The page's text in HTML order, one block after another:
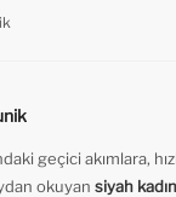
geçici akımlara,
okuyan siyah